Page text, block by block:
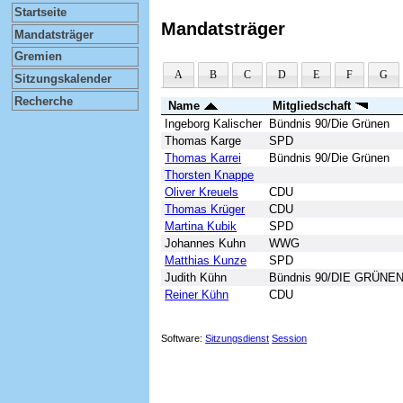
Startseite
Mandatsträger
Gremien
Sitzungskalender
Recherche
Mandatsträger
A B C D E F G
Name
Mitgliedschaft
Ingeborg Kalischer
Bündnis 90/Die Grünen
Thomas Karge
SPD
Thomas Karrei
Bündnis 90/Die Grünen
Thorsten Knappe
Oliver Kreuels
CDU
Thomas Krüger
CDU
Martina Kubik
SPD
Johannes Kuhn
WWG
Matthias Kunze
SPD
Judith Kühn
Bündnis 90/DIE GRÜNEN
Reiner Kühn
CDU
Software:Sitzungsdienst Session